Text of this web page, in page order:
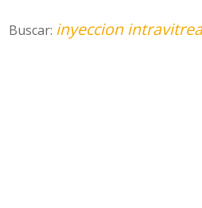
Buscar: inyeccion